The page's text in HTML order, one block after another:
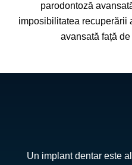
parodontoză
imposibilitatea recuperării
avansată față
Un implant dentar este